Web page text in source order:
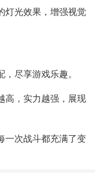
灯光效果，增强视觉
尽享游戏乐趣。
高，实力越强，展现
一次战斗都充满了变